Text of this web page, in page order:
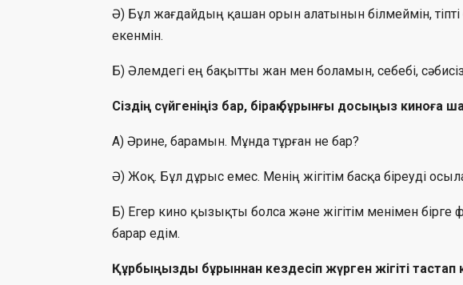
Ә) Бұл жағдайдың қашан орын алатынын білмеймін,
екенмін.
Б) Әлемдегі ең бақытты жан мен боламын, себебі,
Сіздің сүйгеніңіз бар, бірақ бұрынғы досыңыз киноға
А) Әрине, барамын. Мұнда тұрған не бар?
Ә) Жоқ. Бұл дұрыс емес. Менің жігітім басқа біреуді
Б) Егер кино қызықты болса және жігітім менімен бірге
барар едім.
Құрбыңызды бұрыннан кездесіп жүрген жігіті тастап